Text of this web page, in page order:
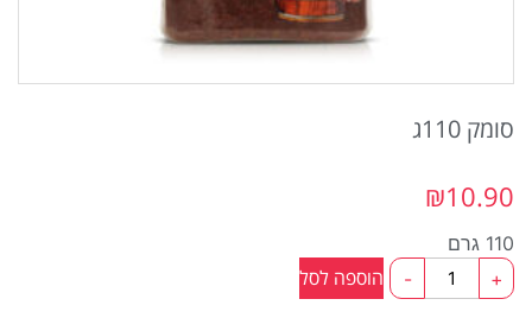
סומק 110ג
₪10.90
110 גרם
-
כמות
סומק
+ הוספה לסל